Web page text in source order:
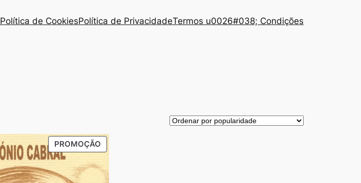
Política de CookiesPolítica de PrivacidadeTermos u0026#038; Condições
PROMOÇÃOPRODUTO
EM
PROMOÇÃO